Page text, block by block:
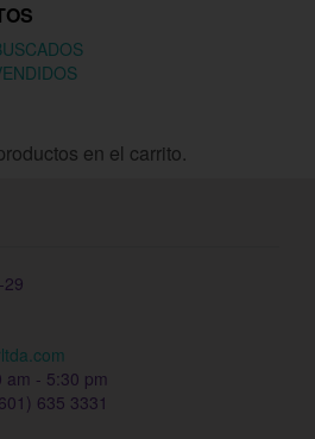
en el carrito.
am - 5:30 pm
635 3331